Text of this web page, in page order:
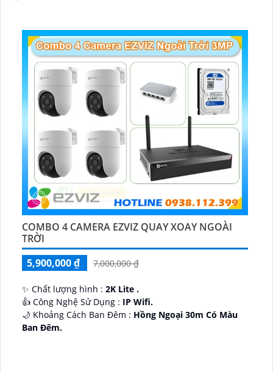
COMBO 4 CAMERA EZVIZ QUAY XOAY NGOÀI
TRỜI
5,900,000 ₫
7,000,000 ₫
✨ Chất lượng hình : 2K Lite .
👍 Công Nghệ Sử Dụng : IP Wifi.
🌙 Khoảng Cách Ban Đêm : Hồng Ngoại 30m Có Màu
Ban Ðêm.